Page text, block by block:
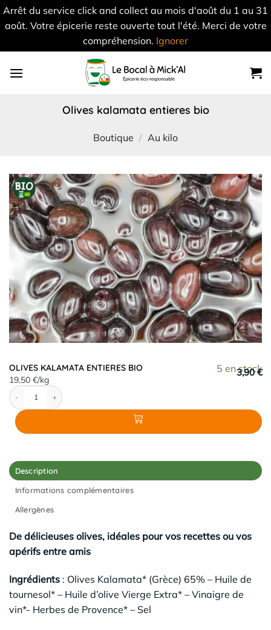
Arrêt du service click and collect au mois d'août du 1 au 31
août. Votre épicerie reste ouverte tout l'été. Merci de votre
compréhension. Ignorer
olives kalamata entieres bio
Boutique / Au kilo
5 en stock
OLIVES KALAMATA ENTIERES BIO
19,50 €/kg
3,90 €
quantité de OLIVES KALAMATA ENTIERES BIO
Description
Informations complémentaires
Allergènes
De délicieuses olives, idéales pour vos recettes ou vos
apérifs entre amis
Ingrédients : Olives Kalamata* (Grèce) 65% – Huile de
tournesol* – Huile d’olive Vierge Extra* – Vinaigre de
vin*- Herbes de Provence* – Sel